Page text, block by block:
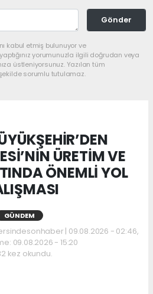
Gönder
kabul etmiş bulunuyor ve
yorumunuzla ilgili doğrudan veya
üstleniyorsunuz. Yazılan tüm
sorumlu tutulamaz.
ÜRETİM VE
ÖNEMLİ YOL
GÜNDEM
| 09.08.2026 - 02:46,
09.08.2026 - 15:20
kez okundu.